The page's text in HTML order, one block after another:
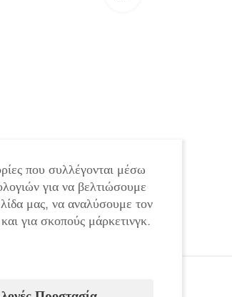
που συλλέγονται μέσω
για να βελτιώσουμε
μας, να αναλύσουμε τον
για σκοπούς μάρκετινγκ.